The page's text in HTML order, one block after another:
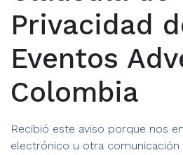
Privacidad
Eventos
Colombia
Recibió este aviso porque nos
electrónico u otra